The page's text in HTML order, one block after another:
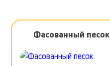
Фасованный песок